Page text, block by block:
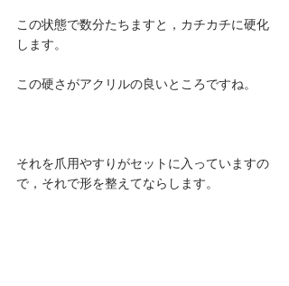
この状態で数分たちますと，カチカチに硬化
します。
この硬さがアクリルの良いところですね。
それを爪用やすりがセットに入っていますの
で，それで形を整えてならします。